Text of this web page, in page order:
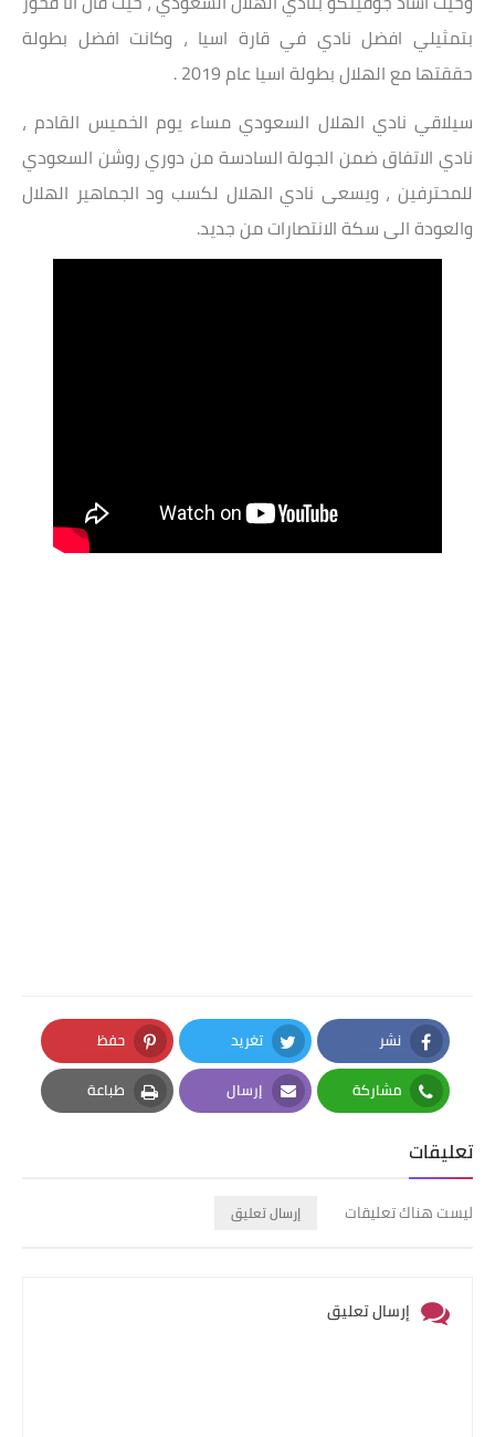
بتمثيلي افضل نادي في قارة اسيا ، وكانت افضل بطولة
حققتها مع الهلال بطولة اسيا عام 2019 .
سيلاقي نادي الهلال السعودي مساء يوم الخميس القادم ،
نادي الاتفاق ضمن الجولة السادسة من دوري روشن السعودي
للمحترفين ، ويسعى نادي الهلال لكسب ود الجماهير الهلال
والعودة الى سكة الانتصارات من جديد.
نشر
Facebook
تغريد
Twitter
حفظ
Pinterest
مشاركة
Whatsapp
إرسال
Email
طباعة
Print
تعليقات
ليست هناك تعليقات إرسال تعليق
إرسال تعليق